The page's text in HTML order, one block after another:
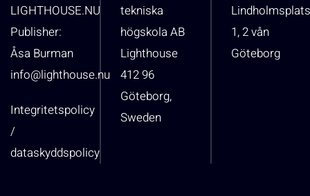
LIGHTHOUSE.NU
Publisher:
Åsa Burman
info@lighthouse.nu
Integritetspolicy
/
dataskyddspolicy
tekniska
högskola AB
Lighthouse
412 96
Göteborg,
Sweden
1, 2 vån
Göteborg